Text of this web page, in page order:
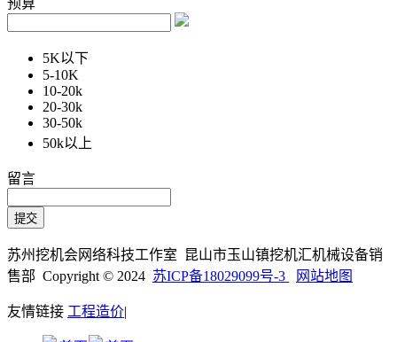
5K以下
5-10K
10-20k
20-30k
30-50k
50k以上
留言
苏州挖机会网络科技工作室 昆山市玉山镇挖机汇机械设备销
售部 Copyright © 2024 苏ICP备18029099号-3 网站地图
友情链接 工程造价|